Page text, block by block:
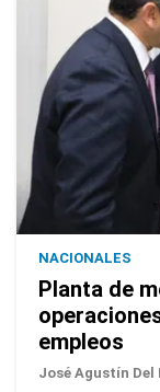
NACIONALES
Planta de
empleos
José Agustín Del